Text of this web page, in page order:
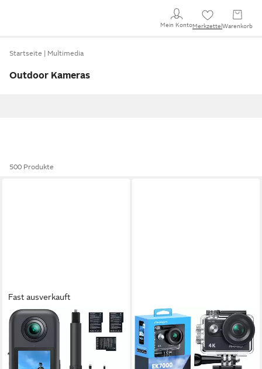
Mein KontoMerkzettel Warenkorb
Startseite Multimedia
Outdoor Kameras
500 Produkte
Fast ausverkauft
AKASO
360 Action Cam
5.7K,4K Auflösung Video
microSD
Speicherformat
AKASO
EK7000 Action Cam
4K Ultra HD
Auflösung Video
20 MP Auflösung Foto